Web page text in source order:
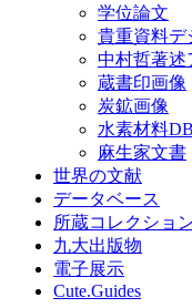
学位論文
貴重資料デ
中村哲著述
蔵書印画像
炭鉱画像
水素材料DB
麻生家文書
世界の文献
データベース
所蔵コレクショ
九大出版物
電子展示
Cute.Guides